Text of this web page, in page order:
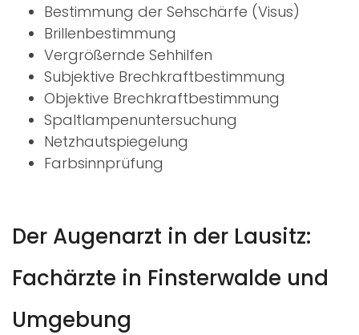
Bestimmung der Sehschärfe (Visus)
Brillenbestimmung
Vergrößernde Sehhilfen
Subjektive Brechkraftbestimmung
Objektive Brechkraftbestimmung
Spaltlampenuntersuchung
Netzhautspiegelung
Farbsinnprüfung
Der Augenarzt in der Lausitz:
Fachärzte in Finsterwalde und
Umgebung